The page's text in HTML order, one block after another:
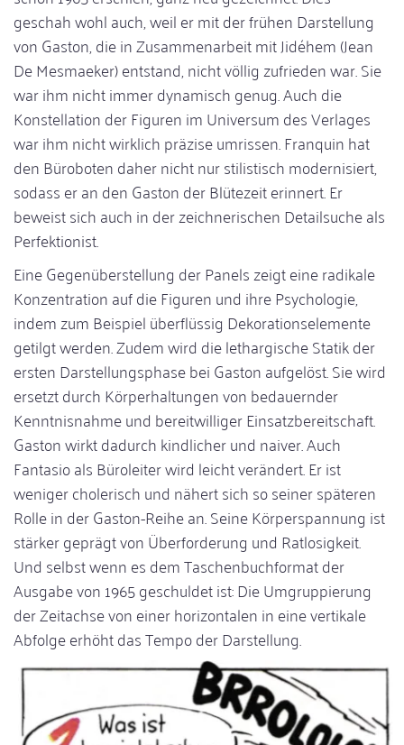
geschah wohl auch, weil er mit der frühen Darstellung
von Gaston, die in Zusammenarbeit mit Jidéhem (Jean
De Mesmaeker) entstand, nicht völlig zufrieden war. Sie
war ihm nicht immer dynamisch genug. Auch die
Konstellation der Figuren im Universum des Verlages
war ihm nicht wirklich präzise umrissen. Franquin hat
den Büroboten daher nicht nur stilistisch modernisiert,
sodass er an den Gaston der Blütezeit erinnert. Er
beweist sich auch in der zeichnerischen Detailsuche als
Perfektionist.
Eine Gegenüberstellung der Panels zeigt eine radikale
Konzentration auf die Figuren und ihre Psychologie,
indem zum Beispiel überflüssig Dekorationselemente
getilgt werden. Zudem wird die lethargische Statik der
ersten Darstellungsphase bei Gaston aufgelöst. Sie wird
ersetzt durch Körperhaltungen von bedauernder
Kenntnisnahme und bereitwilliger Einsatzbereitschaft.
Gaston wirkt dadurch kindlicher und naiver. Auch
Fantasio als Büroleiter wird leicht verändert. Er ist
weniger cholerisch und nähert sich so seiner späteren
Rolle in der Gaston-Reihe an. Seine Körperspannung ist
stärker geprägt von Überforderung und Ratlosigkeit.
Und selbst wenn es dem Taschenbuchformat der
Ausgabe von 1965 geschuldet ist: Die Umgruppierung
der Zeitachse von einer horizontalen in eine vertikale
Abfolge erhöht das Tempo der Darstellung.